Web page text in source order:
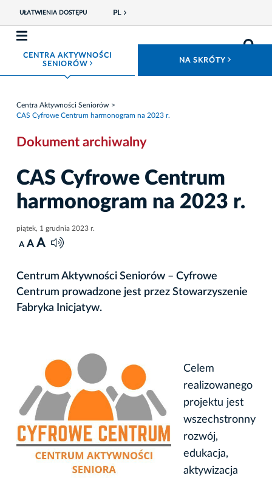
UŁATWIENIA DOSTĘPU PL
CENTRA AKTYWNOŚCI
SENIORÓWROZWIŃ MENU NA SKRÓTY
Centra Aktywności Seniorów
CAS Cyfrowe Centrum harmonogram na 2023 r.
Dokument archiwalny
CAS Cyfrowe Centrum
harmonogram na 2023 r.
piątek, 1 grudnia 2023 r.
A A A
Centrum Aktywności Seniorów – Cyfrowe
Centrum prowadzone jest przez Stowarzyszenie
Fabryka Inicjatyw.
Celem
realizowanego
projektu jest
wszechstronny
rozwój,
edukacja,
aktywizacja